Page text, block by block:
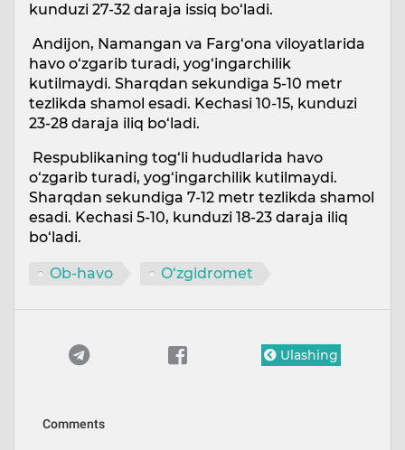
kunduzi 27-32 daraja issiq bo‘ladi.
Andijon, Namangan va Farg‘ona viloyatlarida
havo o‘zgarib turadi, yog‘ingarchilik
kutilmaydi. Sharqdan sekundiga 5-10 metr
tezlikda shamol esadi. Kechasi 10-15, kunduzi
23-28 daraja iliq bo‘ladi.
Respublikaning tog‘li hududlarida havo
o‘zgarib turadi, yog‘ingarchilik kutilmaydi.
Sharqdan sekundiga 7-12 metr tezlikda shamol
esadi. Kechasi 5-10, kunduzi 18-23 daraja iliq
bo‘ladi.
Ob-havo O‘zgidromet
Ulashing